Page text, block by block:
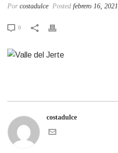
Por costadulce Posted febrero 16, 2021
0
costadulce